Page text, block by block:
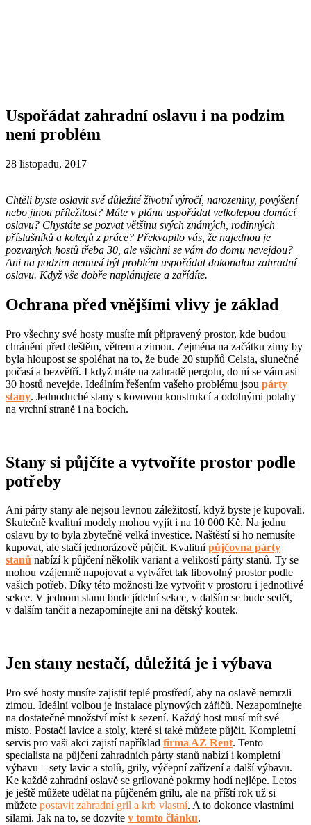
Uspořádat zahradní oslavu i na podzim
není problém
28 listopadu, 2017
Chtěli byste oslavit své důležité životní výročí, narozeniny, povýšení
nebo jinou příležitost? Máte v plánu uspořádat velkolepou domácí
oslavu? Chystáte se pozvat většinu svých známých, rodinných
příslušníků a kolegů z práce? Překvapilo vás, že najednou je
pozvaných hostů třeba 30, ale všichni se vám do domu nevejdou?
Ani na podzim nemusí být problém uspořádat dokonalou zahradní
oslavu. Když vše dobře naplánujete a zařídíte.
Ochrana před vnějšími vlivy je základ
Pro všechny své hosty musíte mít připravený prostor, kde budou
chráněni před deštěm, větrem a zimou. Zejména na začátku zimy by
byla hloupost se spoléhat na to, že bude 20 stupňů Celsia, slunečné
počasí a bezvětří. I když máte na zahradě pergolu, do ní se vám asi
30 hostů nevejde. Ideálním řešením vašeho problému jsou párty
stany. Jednoduché stany s kovovou konstrukcí a odolnými potahy
na vrchní straně i na bocích.
Stany si půjčíte a vytvoříte prostor podle
potřeby
Ani párty stany ale nejsou levnou záležitostí, když byste je kupovali.
Skutečně kvalitní modely mohou vyjít i na 10 000 Kč. Na jednu
oslavu by to byla zbytečně velká investice. Naštěstí si ho nemusíte
kupovat, ale stačí jednorázově půjčit. Kvalitní půjčovna párty
stanů nabízí k půjčení několik variant a velikostí párty stanů. Ty se
mohou vzájemně napojovat a vytvářet tak libovolný prostor podle
vašich potřeb. Díky této možnosti lze vytvořit v prostoru i jednotlivé
sekce. V jednom stanu bude jídelní sekce, v dalším se bude sedět,
v dalším tančit a nezapomínejte ani na dětský koutek.
Jen stany nestačí, důležitá je i výbava
Pro své hosty musíte zajistit teplé prostředí, aby na oslavě nemrzli
zimou. Ideální volbou je instalace plynových zářičů. Nezapomínejte
na dostatečné množství míst k sezení. Každý host musí mít své
místo. Postačí lavice a stoly, které si také můžete půjčit. Kompletní
servis pro vaši akci zajistí například firma AZ Rent. Tento
specialista na půjčení zahradních párty stanů nabízí i kompletní
výbavu – sety lavic a stolů, grily, výčepní zařízení a další výbavu.
Ke každé zahradní oslavě se grilované pokrmy hodí nejlépe. Letos
je ještě můžete udělat na půjčeném grilu, ale na příští rok už si
můžete postavit zahradní gril a krb vlastní. A to dokonce vlastními
silami. Jak na to, se dozvíte v tomto článku.